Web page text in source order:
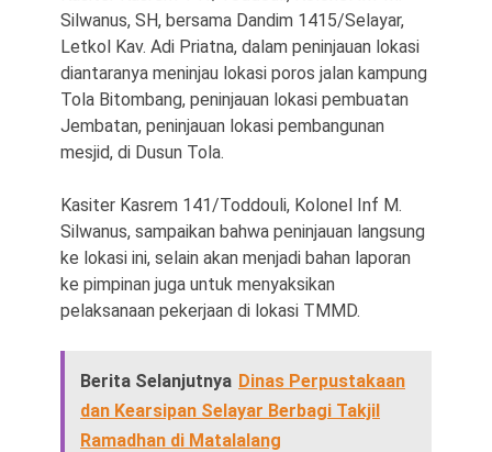
Silwanus, SH, bersama Dandim 1415/Selayar,
Letkol Kav. Adi Priatna, dalam peninjauan lokasi
diantaranya meninjau lokasi poros jalan kampung
Tola Bitombang, peninjauan lokasi pembuatan
Jembatan, peninjauan lokasi pembangunan
mesjid, di Dusun Tola.
Kasiter Kasrem 141/Toddouli, Kolonel Inf M.
Silwanus, sampaikan bahwa peninjauan langsung
ke lokasi ini, selain akan menjadi bahan laporan
ke pimpinan juga untuk menyaksikan
pelaksanaan pekerjaan di lokasi TMMD.
Berita Selanjutnya Dinas Perpustakaan
dan Kearsipan Selayar Berbagi Takjil
Ramadhan di Matalalang